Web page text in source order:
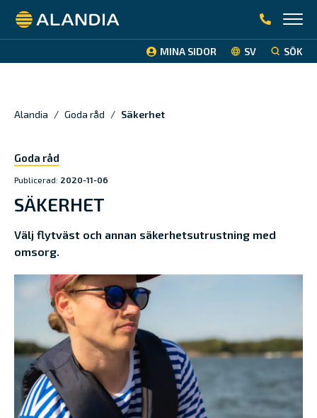
Alandia
MINA SIDOR SV SÖK
Alandia / Goda råd / Säkerhet
Goda råd
Publicerad: 2020-11-06
SÄKERHET
Välj flytväst och annan säkerhetsutrustning med
omsorg.